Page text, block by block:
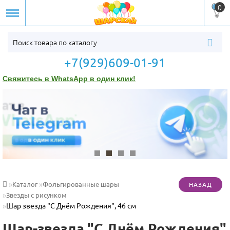
0
+7(929)609-01-91
Свяжитесь в WhatsApp в один клик!
Каталог Фольгированные шары
Звезды с рисунком
Шар звезда "С Днём Рождения", 46 см